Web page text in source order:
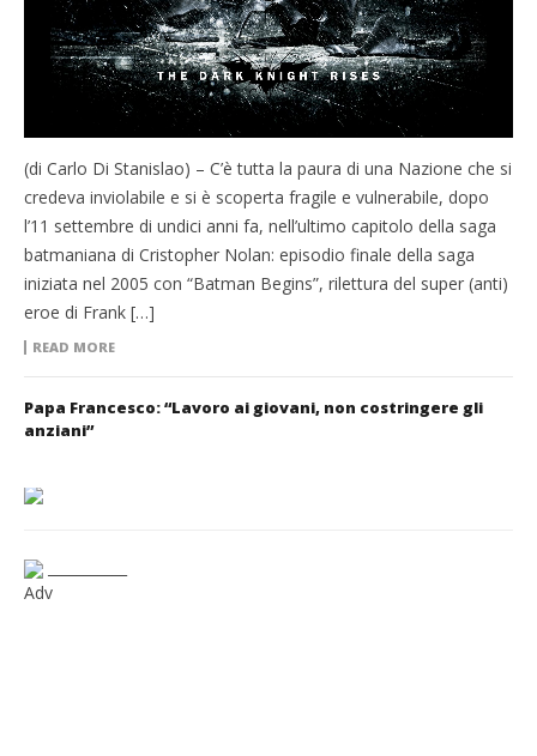
(di Carlo Di Stanislao) – C’è tutta la paura di una Nazione che si
credeva inviolabile e si è scoperta fragile e vulnerabile, dopo
l’11 settembre di undici anni fa, nell’ultimo capitolo della saga
batmaniana di Cristopher Nolan: episodio finale della saga
iniziata nel 2005 con “Batman Begins”, rilettura del super (anti)
eroe di Frank […]
READ MORE
Papa Francesco: “Lavoro ai giovani, non costringere gli
anziani”
Adv